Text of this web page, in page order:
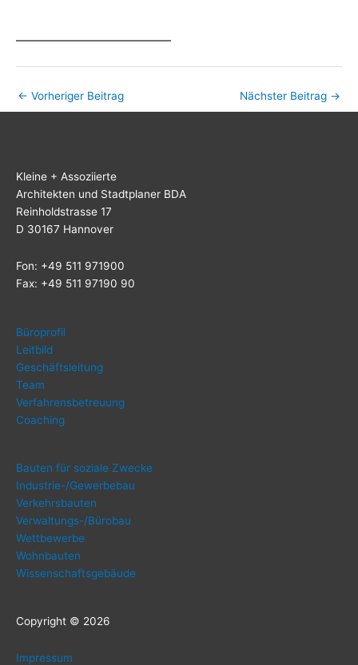
← Vorheriger Beitrag Nächster Beitrag →
Klei­ne + Assoziierte
Archi­tek­ten und Stadt­pla­ner BDA
Rein­hold­stras­se 17
D 30167 Hannover
Fon: +49 511 971900
Fax: +49 511 97190 90
Büro­pro­fil
Leit­bild
Geschäfts­lei­tung
Team
Ver­fah­rens­be­treu­ung
Coa­ching
Bau­ten für sozia­le Zwecke
Indus­trie-/Ge­wer­be­bau
Ver­kehrs­bau­ten
Ver­wal­tungs-/Bü­ro­bau
Wett­be­wer­be
Wohn­bau­ten
Wis­sen­schafts­ge­bäu­de
Copy­right © 2026
Impres­sum